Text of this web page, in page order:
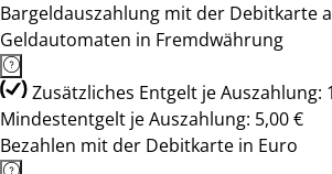
Bargeldauszahlung mit der Debitkarte
Geldautomaten in Fremdwährung
Zusätzliches Entgelt je Auszahlung:
Mindestentgelt je Auszahlung: 5,00 €
Bezahlen mit der Debitkarte in Euro